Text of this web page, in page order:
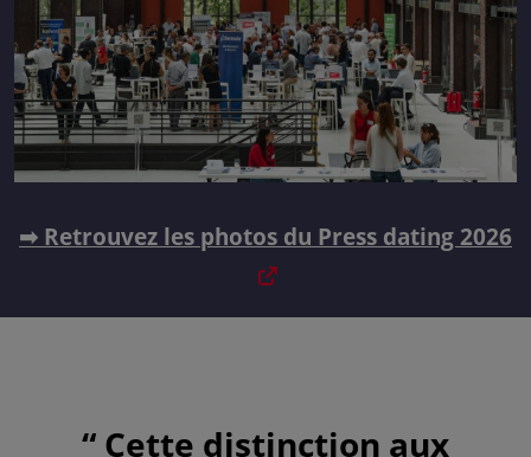
➡ Retrouvez les photos du Press dating 2026
Cette distinction aux